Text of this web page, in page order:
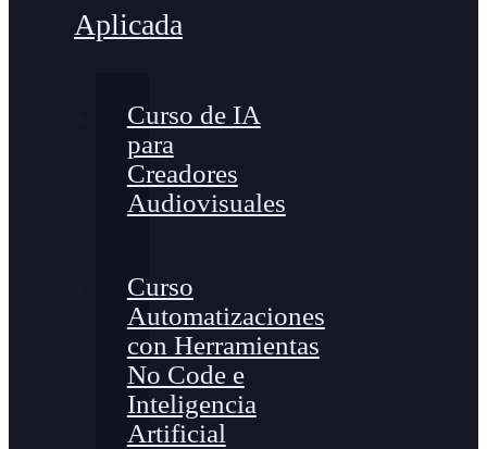
Aplicada
Curso de IA
para
Creadores
Audiovisuales
Curso
Automatizaciones
con Herramientas
No Code e
Inteligencia
Artificial